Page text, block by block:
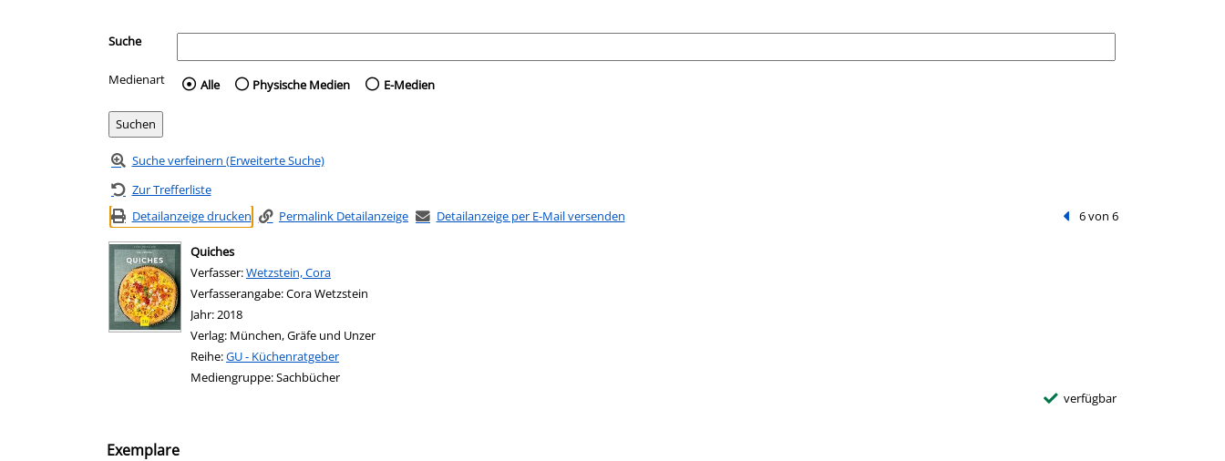
Suche
Medienart Wählen Sie die Medienart nach der Sie suchen wollen.
Alle Physische Medien E-Medien
Suche verfeinern (Erweiterte Suche)
Zur Trefferliste
Detailanzeige drucken
Permalink Detailanzeige Detailanzeige per E-Mail versenden Vorheriger Treffer
6 von 6
Quiches
Verfasser:Suche nach diesem Verfasser
Wetzstein, Cora
Verfasserangabe:Cora Wetzstein
Jahr:2018
Verlag: München, Gräfe und Unzer
Reihe:GU - Küchenratgeber
Mediengruppe:Sachbücher
verfügbar
Exemplare